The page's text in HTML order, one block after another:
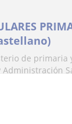
de primaria
Administración